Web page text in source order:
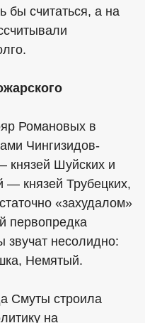
бы считаться, а на
Романовых в
Чингизидов-
князей Шуйских и
— князей Трубецких,
«захудалом»
первопредка
несолидно:
Немятый.
Смуты строила
на